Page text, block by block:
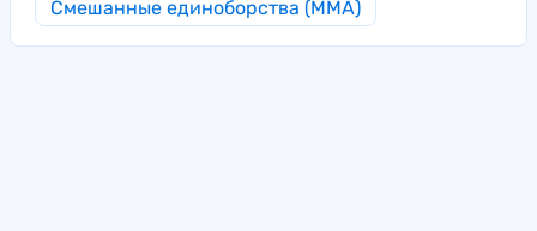
Смешанные единоборства (MMA)